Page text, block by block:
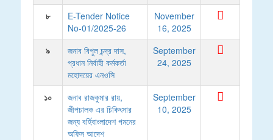
৮
E-Tender Notice
No-01/2025-26
November
16, 2025
৯
জনাব বিপুল চন্দ্র দাস,
প্রধান নির্বাহী কর্মকর্তা
মহোদয়ের এনওসি
September
24, 2025
১০
জনাব রাজকুমার রায়,
জীপচালক এর চিকিৎসার
জন্য বর্হিবাংলাদেশ গমনের
অফিস আদেশ
September
10, 2025